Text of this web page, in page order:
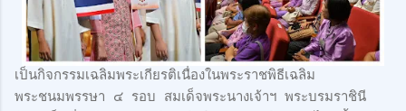
เป็นกิจกรรมเฉลิมพระเกียรติเนื่องในพระราชพิธีเฉลิม
พระชนมพรรษา ๔ รอบ สมเด็จพระนางเจ้าฯ พระบรมราชินี